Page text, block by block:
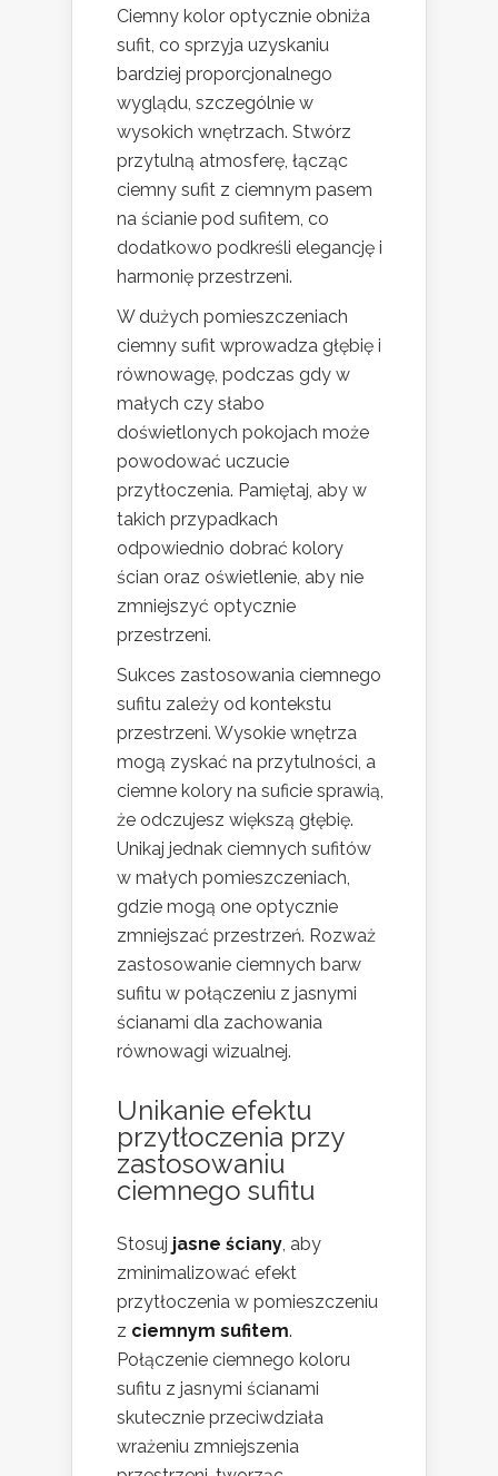
Ciemny kolor optycznie obniża
sufit, co sprzyja uzyskaniu
bardziej proporcjonalnego
wyglądu, szczególnie w
wysokich wnętrzach. Stwórz
przytulną atmosferę, łącząc
ciemny sufit z ciemnym pasem
na ścianie pod sufitem, co
dodatkowo podkreśli elegancję i
harmonię przestrzeni.
W dużych pomieszczeniach
ciemny sufit wprowadza głębię i
równowagę, podczas gdy w
małych czy słabo
doświetlonych pokojach może
powodować uczucie
przytłoczenia. Pamiętaj, aby w
takich przypadkach
odpowiednio dobrać kolory
ścian oraz oświetlenie, aby nie
zmniejszyć optycznie
przestrzeni.
Sukces zastosowania ciemnego
sufitu zależy od kontekstu
przestrzeni. Wysokie wnętrza
mogą zyskać na przytulności, a
ciemne kolory na suficie sprawią,
że odczujesz większą głębię.
Unikaj jednak ciemnych sufitów
w małych pomieszczeniach,
gdzie mogą one optycznie
zmniejszać przestrzeń. Rozważ
zastosowanie ciemnych barw
sufitu w połączeniu z jasnymi
ścianami dla zachowania
równowagi wizualnej.
Unikanie efektu
przytłoczenia przy
zastosowaniu
ciemnego sufitu
Stosuj jasne ściany, aby
zminimalizować efekt
przytłoczenia w pomieszczeniu
z ciemnym sufitem.
Połączenie ciemnego koloru
sufitu z jasnymi ścianami
skutecznie przeciwdziała
wrażeniu zmniejszenia